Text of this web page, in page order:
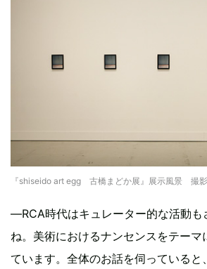
『shiseido art egg 古橋まどか展』展示風景 撮
―RCA時代はキュレーター的な活動も
ね。美術におけるナンセンスをテーマ
ています。全体のお話を伺っていると